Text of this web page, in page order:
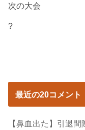
次の大会
?
最近の20コメント
【鼻血出た】引退